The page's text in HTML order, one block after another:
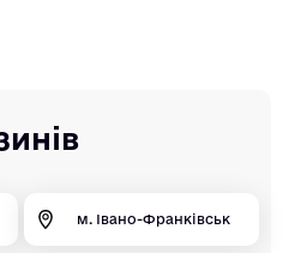
м. Івано-Франківськ